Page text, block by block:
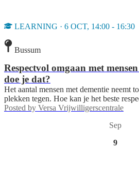
LEARNING · 6 OCT, 14:00 - 16:30
Bussum
Respectvol omgaan met
doe je dat?
Het aantal mensen met dementie neemt
plekken tegen. Hoe kan je het beste
Posted by Versa Vrijwilligerscentrale
Sep
9